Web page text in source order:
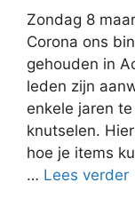
Zondag 8
Corona ons
gehouden in
leden zijn
enkele jaren
knutselen.
hoe je items
… Lees verder